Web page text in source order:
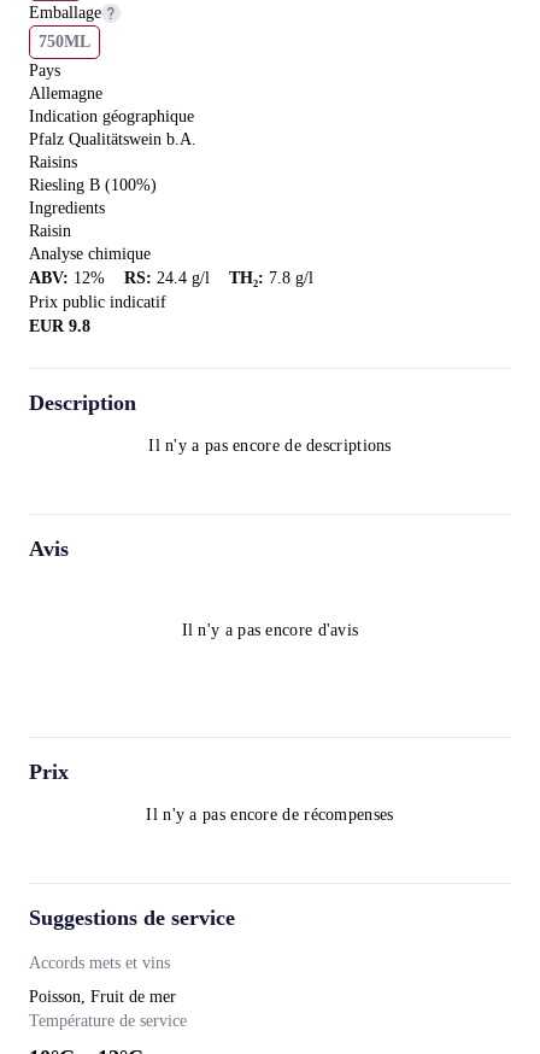
Emballage
750ML
Pays
Allemagne
Indication géographique
Pfalz Qualitätswein b.A.
Raisins
Riesling B (100%)
Ingredients
Raisin
Analyse chimique
ABV: 12% RS: 24.4 g/l TH₂: 7.8 g/l
Prix public indicatif
EUR 9.8
Description
Il n'y a pas encore de descriptions
Avis
Il n'y a pas encore d'avis
Prix
Il n'y a pas encore de récompenses
Suggestions de service
Accords mets et vins
Poisson, Fruit de mer
Température de service